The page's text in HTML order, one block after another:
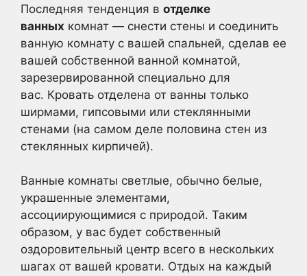
Последняя тенденция в отделке
ванных комнат — снести стены и соединить
ванную комнату с вашей спальней, сделав ее
вашей собственной ванной комнатой,
зарезервированной специально для
вас. Кровать отделена от ванны только
ширмами, гипсовыми или стеклянными
стенами (на самом деле половина стен из
стеклянных кирпичей).
Ванные комнаты светлые, обычно белые,
украшенные элементами,
ассоциирующимися с природой. Таким
образом, у вас будет собственный
оздоровительный центр всего в нескольких
шагах от вашей кровати. Отдых на каждый